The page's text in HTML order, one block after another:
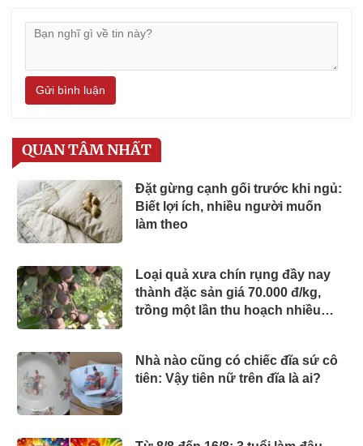
Gửi bình luận
QUAN TÂM NHẤT
Đặt gừng cạnh gối trước khi ngủ:
Biết lợi ích, nhiều người muốn
làm theo
Loại quả xưa chín rụng đầy nay
thành đặc sản giá 70.000 đ/kg,
trồng một lần thu hoạch nhiều
Nhà nào cũng có chiếc đĩa sứ cô
tiên: Vậy tiên nữ trên đĩa là ai?